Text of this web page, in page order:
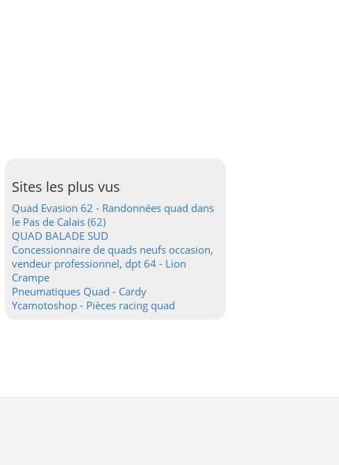
Sites les plus vus
Quad Evasion 62 - Randonnées quad dans
le Pas de Calais (62)
QUAD BALADE SUD
Concessionnaire de quads neufs occasion,
vendeur professionnel, dpt 64 - Lion
Crampe
Pneumatiques Quad - Cardy
Ycamotoshop - Pièces racing quad